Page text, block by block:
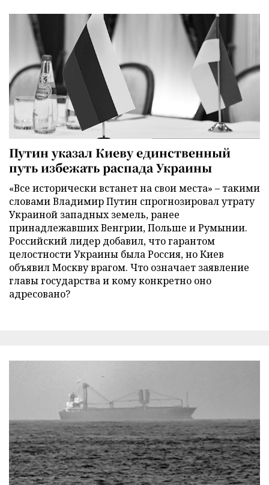
Путин указал Киеву единственный
путь избежать распада Украины
«Все исторически встанет на свои места» – такими
словами Владимир Путин спрогнозировал утрату
Украиной западных земель, ранее
принадлежавших Венгрии, Польше и Румынии.
Российский лидер добавил, что гарантом
целостности Украины была Россия, но Киев
объявил Москву врагом. Что означает заявление
главы государства и кому конкретно оно
адресовано?